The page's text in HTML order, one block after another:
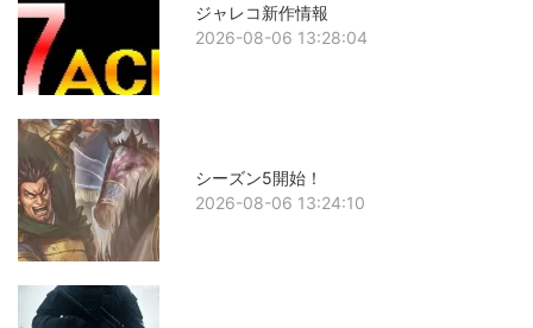
ジャレコ新作情報
2026-08-06 13:28:04
シーズン5開始！
2026-08-06 13:24:10